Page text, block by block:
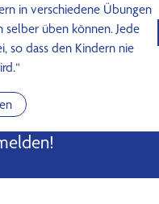
in verschiedene Übungen
üben können. Jede
so dass den Kindern nie